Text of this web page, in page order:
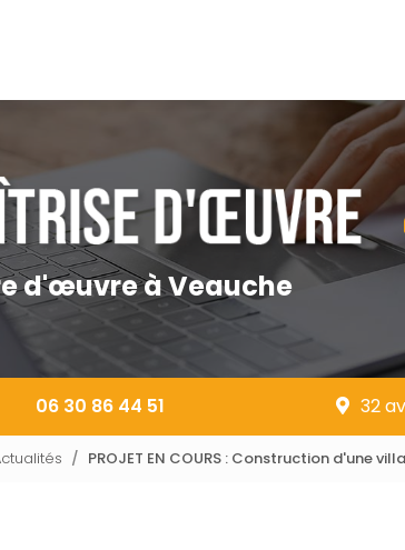
d'œuvre à Veauche
06 30 86 44 51 32
PROJET EN COURS : Construction d'une